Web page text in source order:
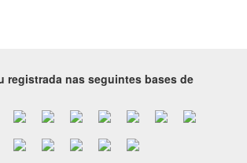
registrada nas seguintes bases de